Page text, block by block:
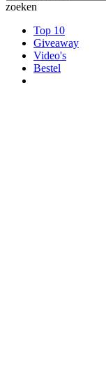
zoeken
Top 10
Giveaway
Video's
Bestel